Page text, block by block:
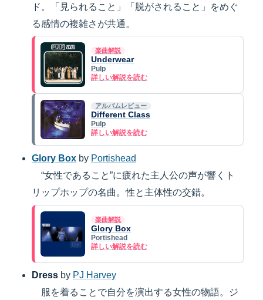
ド。「見られること」「脱がされること」をめぐ
る感情の複雑さが共通。
楽曲解説
Underwear
Pulp
詳しい解説を読む
アルバムレビュー
Different Class
Pulp
詳しい解説を読む
Glory Box by Portishead
“女性であること”に疲れた主人公の声が響くト
リップホップの名曲。性と主体性の交錯。
楽曲解説
Glory Box
Portishead
詳しい解説を読む
Dress by PJ Harvey
服を着ることで自分を演出する女性の物語。ジ